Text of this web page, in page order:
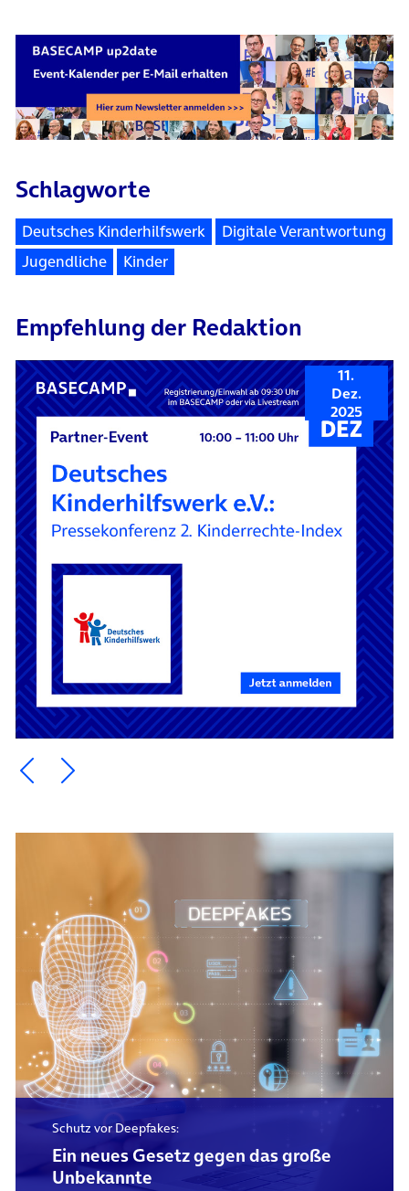
Schlagworte
Deutsches Kinderhilfswerk
Digitale Verantwortung
Jugendliche
Kinder
Empfehlung der Redaktion
11.
Dez.
2025
Ein Element zurück blättern
Ein Element weiter blättern
Schutz vor Deepfakes:
Ein neues Gesetz gegen das große
Unbekannte